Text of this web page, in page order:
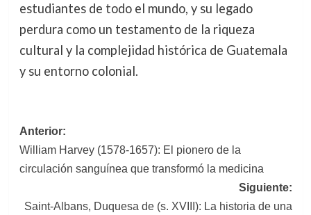
estudiantes de todo el mundo, y su legado
perdura como un testamento de la riqueza
cultural y la complejidad histórica de Guatemala
y su entorno colonial.
Navegación
de
Anterior:
William Harvey (1578-1657): El pionero de la
circulación sanguínea que transformó la medicina
Siguiente:
Saint-Albans, Duquesa de (s. XVIII): La historia de una